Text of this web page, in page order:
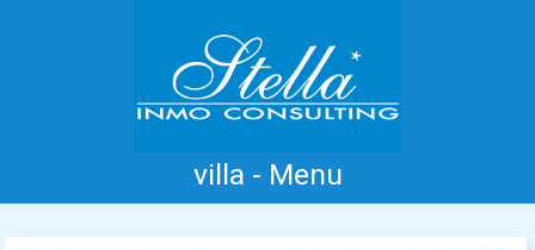
villa - Menu
Home Costa Blanca Koop Huur